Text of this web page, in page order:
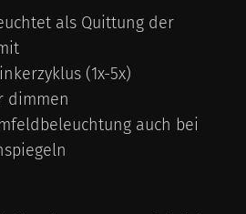
als Quittung der
(1x-5x)
dimmen
auch bei